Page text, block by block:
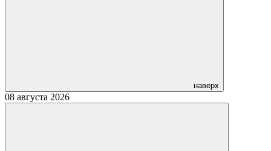
наверх
08 августа 2026